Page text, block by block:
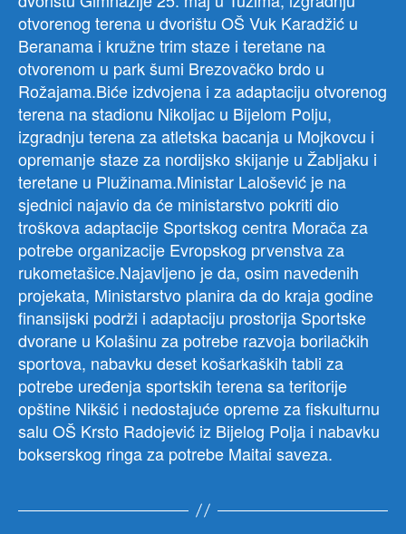
i
otvorenog terena u dvorištu OŠ Vuk Karadžić u
Beranama i kružne trim staze i teretane na
otvorenom u park šumi Brezovačko brdo u
Rožajama.Biće izdvojena i za adaptaciju otvorenog
terena na stadionu Nikoljac u Bijelom Polju,
izgradnju terena za atletska bacanja u Mojkovcu i
opremanje staze za nordijsko skijanje u Žabljaku i
teretane u Plužinama.Ministar Lalošević je na
sjednici najavio da će ministarstvo pokriti dio
troškova adaptacije Sportskog centra Morača za
potrebe organizacije Evropskog prvenstva za
rukometašice.Najavljeno je da, osim navedenih
projekata, Ministarstvo planira da do kraja godine
finansijski podrži i adaptaciju prostorija Sportske
dvorane u Kolašinu za potrebe razvoja borilačkih
sportova, nabavku deset košarkaških tabli za
potrebe uređenja sportskih terena sa teritorije
opštine Nikšić i nedostajuće opreme za fiskulturnu
salu OŠ Krsto Radojević iz Bijelog Polja i nabavku
bokserskog ringa za potrebe Maitai saveza.